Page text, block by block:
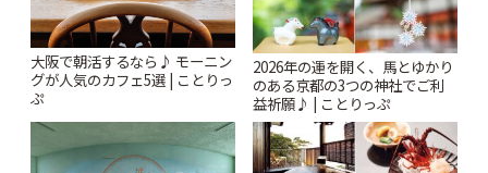
大阪で朝活するなら♪ モーニン
グが人気のカフェ5選 | ことりっ
ぷ
2026年の運を開く、馬とゆかり
のある京都の3つの神社でご利
益祈願♪ | ことりっぷ